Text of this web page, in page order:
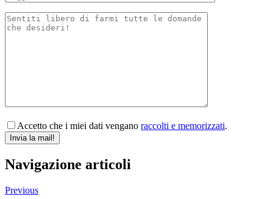
Accetto che i miei dati vengano raccolti e memorizzati.
Navigazione articoli
Previous